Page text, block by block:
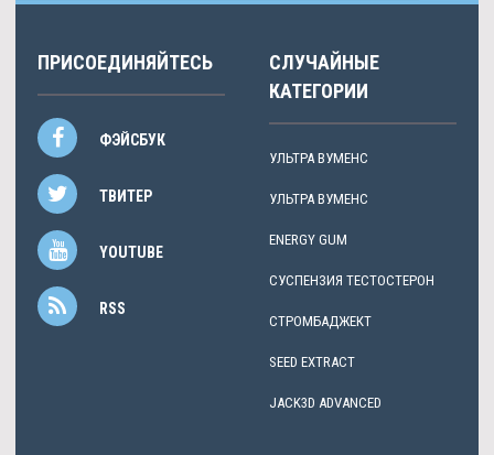
ПРИСОЕДИНЯЙТЕСЬ
ФЭЙСБУК
ТВИТЕР
YOUTUBE
RSS
СЛУЧАЙНЫЕ
КАТЕГОРИИ
УЛЬТРА ВУМЕНС
УЛЬТРА ВУМЕНС
ENERGY GUM
СУСПЕНЗИЯ ТЕСТОСТЕРОН
СТРОМБАДЖЕКТ
SEED EXTRACT
JACK3D ADVANCED